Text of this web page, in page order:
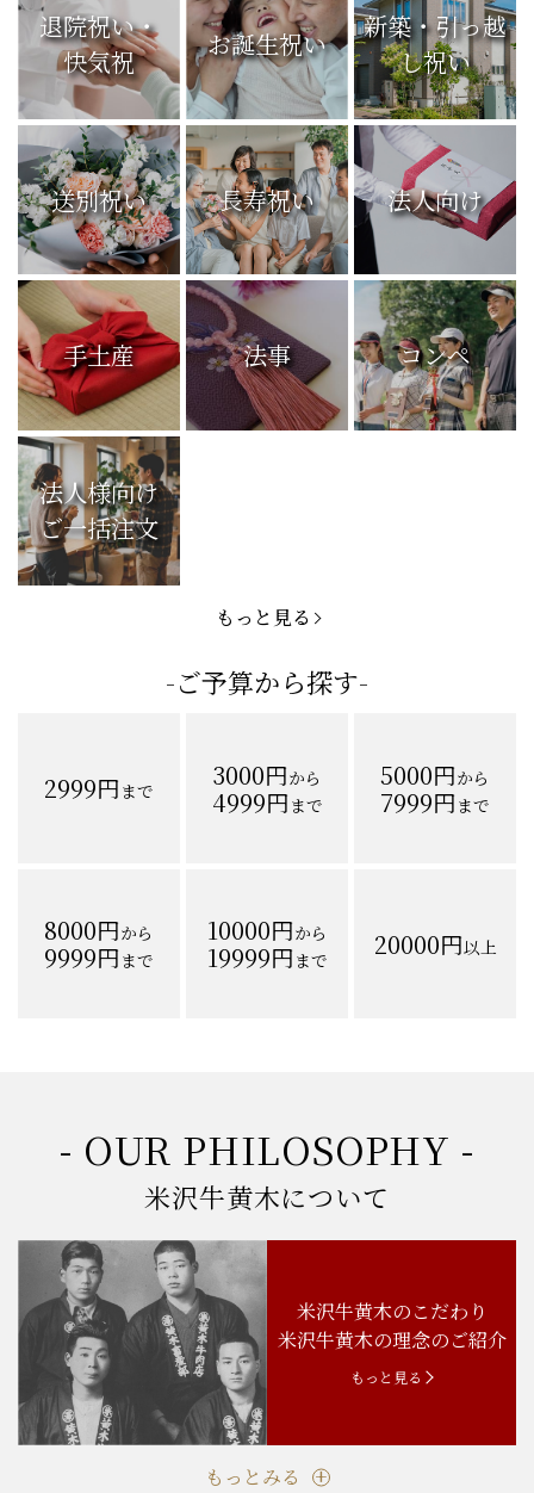
退院祝い・
快気祝
お誕生祝い
新築・引っ越
し祝い
送別祝い 長寿祝い 法人向け
手土産 法事 コンペ
法人様向け
ご一括注文
もっと見る
-ご予算から探す-
2999円まで 3000円から
4999円まで
5000円から
7999円まで
8000円から
9999円まで
10000円から
19999円まで 20000円以上
- OUR PHILOSOPHY -
米沢牛黄木について
米沢牛黄木のこだわり
米沢牛黄木の理念のご紹介
もっと見る
もっとみる